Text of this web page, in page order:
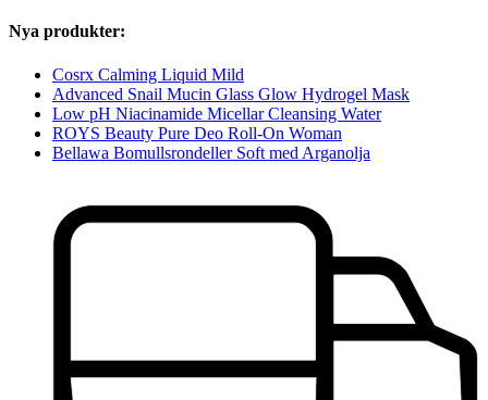
Nya produkter:
Cosrx Calming Liquid Mild
Advanced Snail Mucin Glass Glow Hydrogel Mask
Low pH Niacinamide Micellar Cleansing Water
ROYS Beauty Pure Deo Roll-On Woman
Bellawa Bomullsrondeller Soft med Arganolja